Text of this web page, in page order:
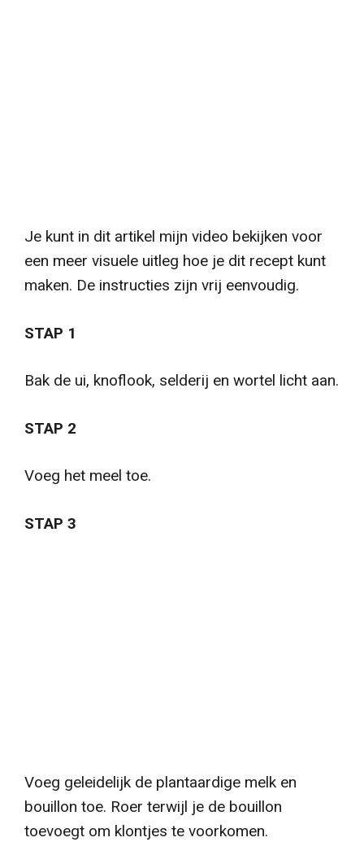
Je kunt in dit artikel mijn video bekijken voor
een meer visuele uitleg hoe je dit recept kunt
maken. De instructies zijn vrij eenvoudig.
STAP 1
Bak de ui, knoflook, selderij en wortel licht aan.
STAP 2
Voeg het meel toe.
STAP 3
Voeg geleidelijk de plantaardige melk en
bouillon toe. Roer terwijl je de bouillon
toevoegt om klontjes te voorkomen.